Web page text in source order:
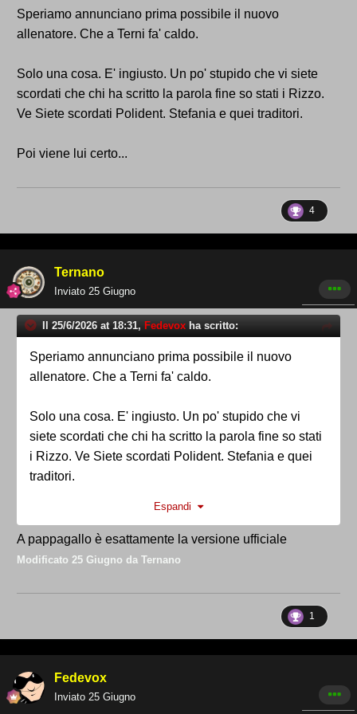
Questo è un forum di tifosi di calcio, non l’ennesimo
campo di battaglia politica.
Ogni pensiero è accolto, ogni persona benvenuta.
Tranne i nemici.
KM
Speriamo annunciano prima possibile il nuovo
allenatore. Che a Terni fa' caldo.
Solo una cosa. E' ingiusto. Un po' stupido che vi siete
scordati che chi ha scritto la parola fine so stati i Rizzo.
Ve Siete scordati Polident. Stefania e quei traditori.
Poi viene lui certo...
4
Ternano
Inviato 25 Giugno
Il 25/6/2026 at 18:31, Fedevox ha scritto:
Speriamo annunciano prima possibile il nuovo
allenatore. Che a Terni fa' caldo.
Solo una cosa. E' ingiusto. Un po' stupido che vi
siete scordati che chi ha scritto la parola fine so stati
i Rizzo. Ve Siete scordati Polident. Stefania e quei
traditori.
Espandi
A pappagallo è esattamente la versione ufficiale
Modificato 25 Giugno da Ternano
1
Fedevox
Inviato 25 Giugno